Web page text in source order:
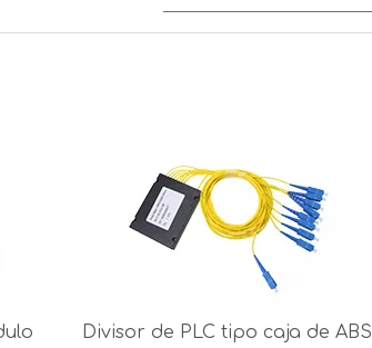
Divisor de PLC tipo caja de ABS